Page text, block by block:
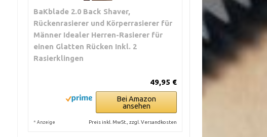
BaKblade 2.0 Back Shaver,
Rückenrasierer und Körperrasierer für
Männer Idealer Herren-Rasierer für
einen Glatten Rücken Inkl. 2
Rasierklingen
49,95 €
Bei Amazon
ansehen
* Anzeige Preis inkl. MwSt., zzgl. Versandkosten